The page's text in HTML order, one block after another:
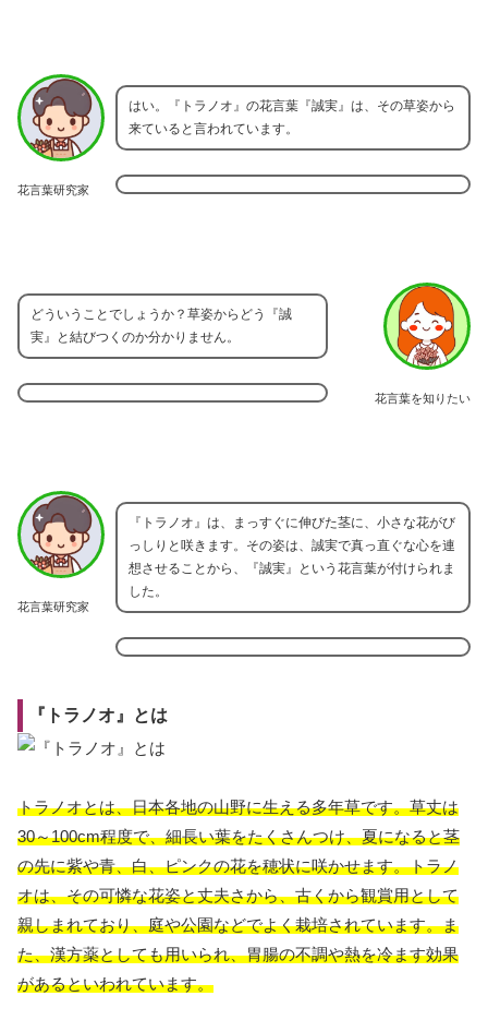
花言葉研究家
はい。『トラノオ』の花言葉『誠実』は、その草姿から
来ていると言われています。
花言葉を知りたい
どういうことでしょうか？草姿からどう『誠
実』と結びつくのか分かりません。
花言葉研究家
『トラノオ』は、まっすぐに伸びた茎に、小さな花がび
っしりと咲きます。その姿は、誠実で真っ直ぐな心を連
想させることから、『誠実』という花言葉が付けられま
した。
『トラノオ』とは
トラノオとは、日本各地の山野に生える多年草です。草丈は
30～100cm程度で、細長い葉をたくさんつけ、夏になると茎
の先に紫や青、白、ピンクの花を穂状に咲かせます。トラノ
オは、その可憐な花姿と丈夫さから、古くから観賞用として
親しまれており、庭や公園などでよく栽培されています。ま
た、漢方薬としても用いられ、胃腸の不調や熱を冷ます効果
があるといわれています。